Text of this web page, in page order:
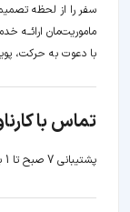
سفر را از لحظه‌
ماموریت‌مان اراﺋــﻪ
با دعوت به حرکت،
تماس با
پشتیبانی 7 صبح تا 1 بامداد: